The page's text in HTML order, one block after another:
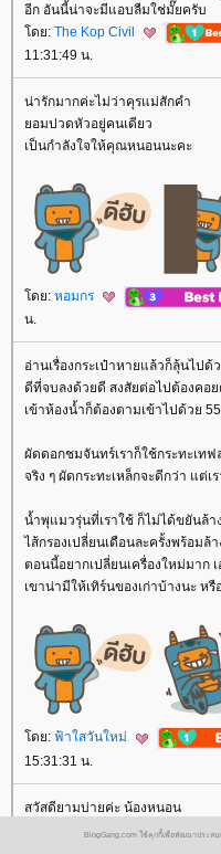
อีก อันนี้น่าจะมีแอบลืมใช่มั๊ยครับ
ดย: The Kop Civil
11:31:49 น.
น่ารักมากค่ะไม่ว่าคุรแม่สักคำ
อมปวดหัวอยู่คนเดียว
เป็นกำลังใจให้คุณหนอนนะคะ
ดย: หอมกร
น.
อ่านเรื่องกระเป๋าหายแล้วก็ลุ้นไป
ดีที่จบลงด้วยดี สงสัยต่อไปต้องค
เข้าห้องน้ำก็ต้องตามเข้าไปด้วย
ผัดดอกชมจันทร์เราก็ใช้กระทะเทฟ
จริง ๆ ผัดกระทะเหล็กจะดีกว่า แต่เ
น้ำพุแมวรุ่นที่เราใช้ ก็ไม่ได้ขยันล้า
ไส้กรองเปลี่ยนเดือนละครั้งพร้อมล้
ตอนนี้อยากเปลี่ยนเครื่องใหม่มาก
เขาน่ามีให้เทิร์นของเก่าบ้างนะ ห
ดย: ฟ้าใสวันใหม่
15:31:31 น.
สวัสดียามบ่ายค่ะ น้องหนอน
BlogGang.com ใช้คุกกี้เพื่อพัฒนาประส